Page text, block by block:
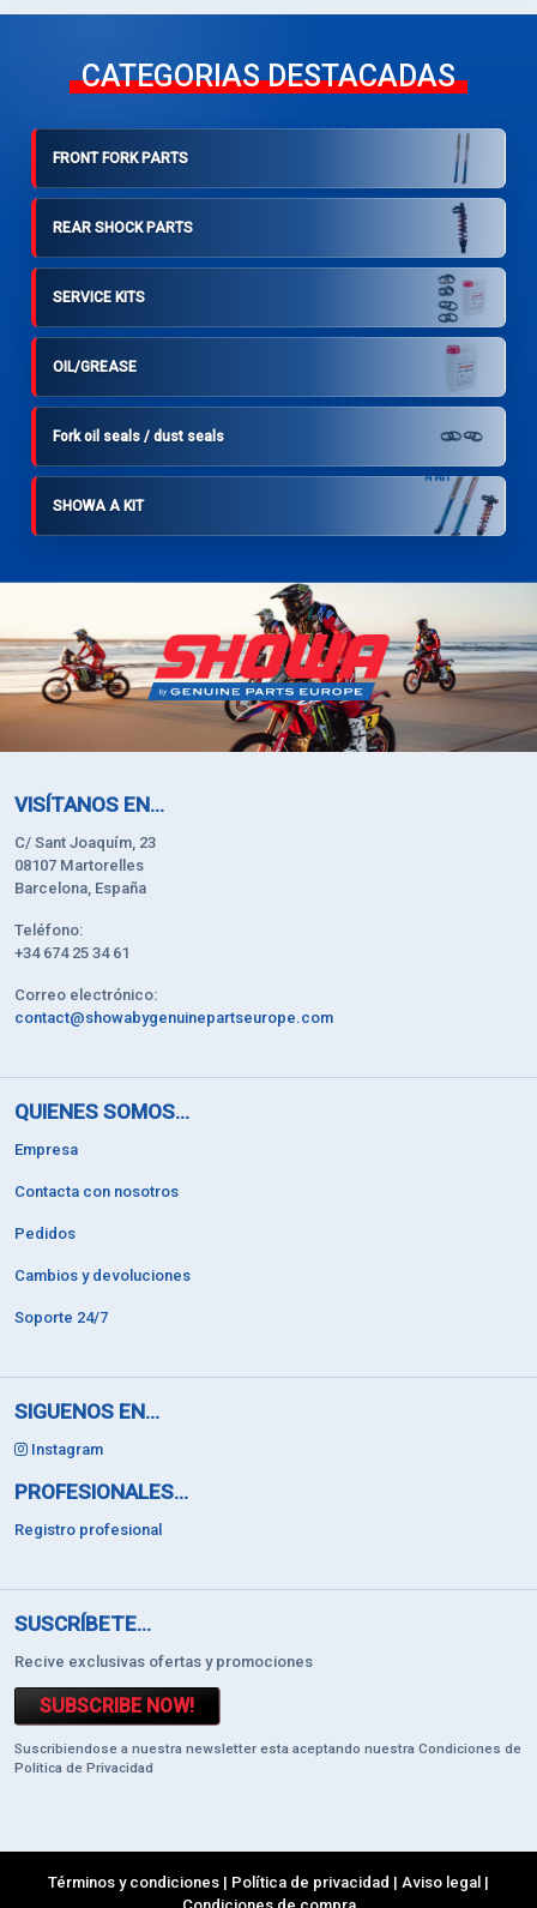
CATEGORIAS DESTACADAS
FRONT FORK PARTS
REAR SHOCK PARTS
SERVICE KITS
OIL/GREASE
Fork oil seals / dust seals
SHOWA A KIT
VISÍTANOS EN...
C/ Sant Joaquím, 23
08107 Martorelles
Barcelona, España
Teléfono:
+34 674 25 34 61
Correo electrónico:
contact@showabygenuinepartseurope.com
QUIENES SOMOS...
Empresa
Contacta con nosotros
Pedidos
Cambios y devoluciones
Soporte 24/7
SIGUENOS EN...
Instagram
PROFESIONALES...
Registro profesional
SUSCRÍBETE...
Recive exclusivas ofertas y promociones
SUBSCRIBE NOW!
Suscribiendose a nuestra newsletter esta aceptando nuestra Condiciones de
Politica de Privacidad
Términos y condiciones | Política de privacidad | Aviso legal |